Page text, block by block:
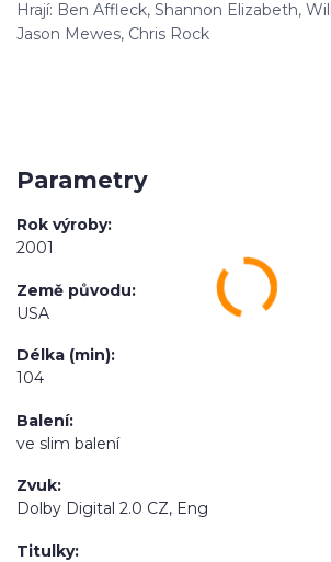
Hrají: Ben Affleck, Shannon Elizabeth,
Jason Mewes, Chris Rock
Parametry
Rok výroby
2001
Země původu
USA
Délka (min)
104
Balení
ve slim balení
Zvuk
Dolby Digital 2.0 CZ, Eng
Titulky